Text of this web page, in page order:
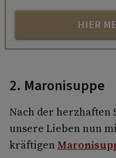
HIER
2. Maronisuppe
Nach der herzhaften
unsere Lieben nun
kräftigen